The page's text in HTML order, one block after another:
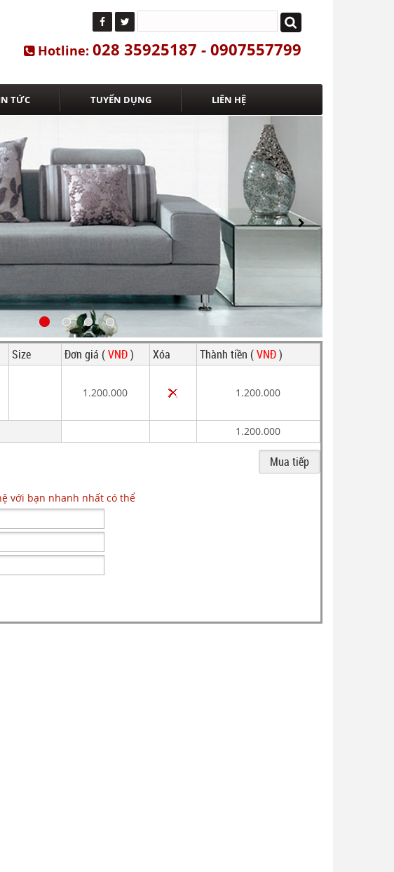
Hotline: 028 35925187 - 0907557799
TỨC TUYỂN DỤNG LIÊN HỆ
Size Đơn giá (VNĐ) Xóa Thành tiền (VNĐ)
1.200.000 1.200.000
1.200.000
với bạn nhanh nhất có thể